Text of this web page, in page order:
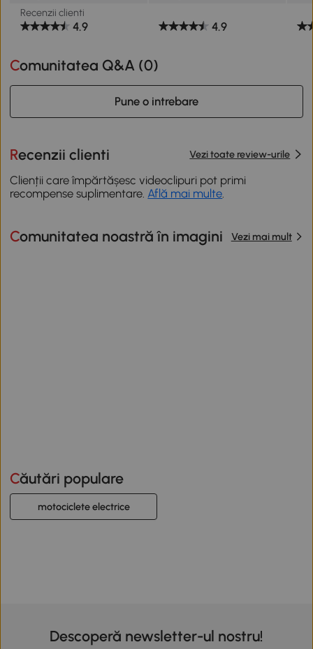
Recenzii clienti
4.9 4.9
Comunitatea Q&A (0)
Pune o intrebare
Recenzii clienti Vezi toate review-urile
Clienții care împărtășesc videoclipuri pot primi
recompense suplimentare. Află mai multe
Comunitatea noastră în imagini Vezi mai mult
Căutări populare
motociclete electrice
Descoperă newsletter-ul nostru!